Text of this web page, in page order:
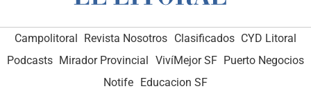
Campolitoral Revista Nosotros Clasificados CYD Litoral
Podcasts Mirador Provincial VivíMejor SF Puerto Negocios
Notife Educacion SF